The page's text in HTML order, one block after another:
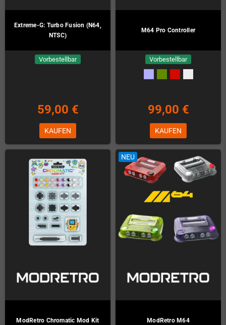
Extreme-G: Turbo Fusion (N64,
NTSC)
Vorbestellbar
59,00 €
KAUFEN
M64 Pro Controller
Vorbestellbar
99,00 €
KAUFEN
ModRetro Chromatic Mod Kit
NEU
ModRetro M64